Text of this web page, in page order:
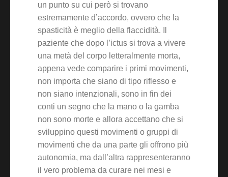
un punto su cui però si trovano
estremamente d’accordo, ovvero che la
spasticità è meglio della flaccidità. Il
paziente che dopo l’ictus si trova a vivere
una metà del corpo letteralmente morta,
appena vede comparire i primi movimenti,
non importa che siano di tipo riflesso e
non siano intenzionali, sono in fin dei
conti un segno che la mano o la gamba
non sono morte e allora accettano che si
sviluppino questi movimenti o gruppi di
movimenti che da una parte gli offrono più
autonomia, ma dall’altra rappresenteranno
il vero problema da curare nei mesi e